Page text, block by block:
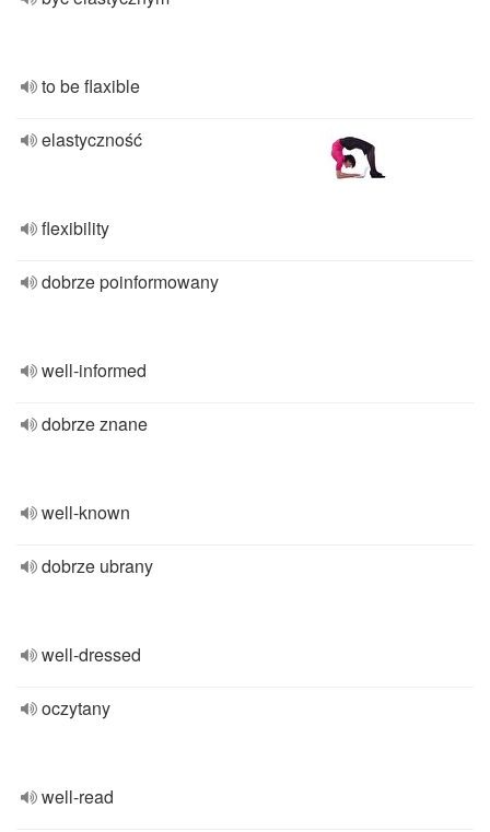
to be flaxible
elastyczność
flexibility
dobrze poinformowany
well-informed
dobrze znane
well-known
dobrze ubrany
well-dressed
oczytany
well-read